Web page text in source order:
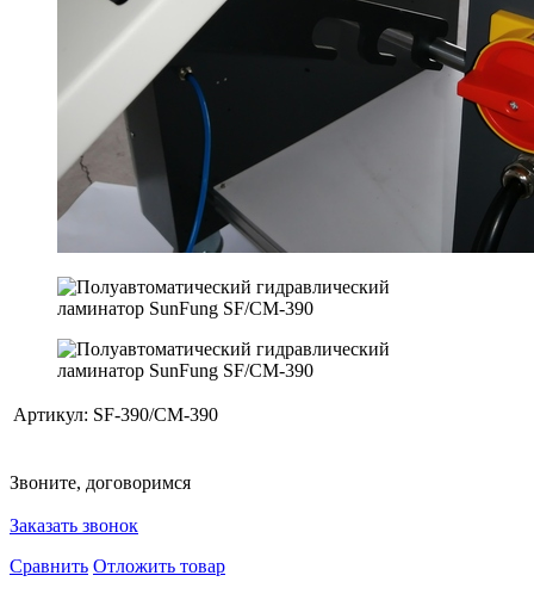
Артикул: SF-390/CM-390
Звоните, договоримся
Заказать звонок
Сравнить Отложить товар